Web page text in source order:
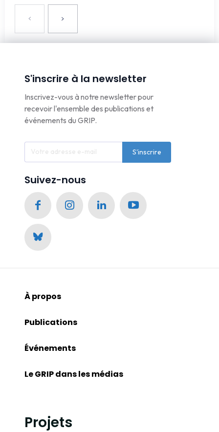
S'inscrire à la newsletter
Inscrivez-vous à notre newsletter pour
recevoir l'ensemble des publications et
événements du GRIP.
S'inscrire
Suivez-nous
À propos
Publications
Événements
Le GRIP dans les médias
Projets